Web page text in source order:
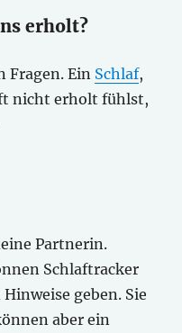
erholt?
Fragen. Ein Schlaf,
nicht erholt fühlst,
Partnerin.
Schlaftracker
geben. Sie
aber ein